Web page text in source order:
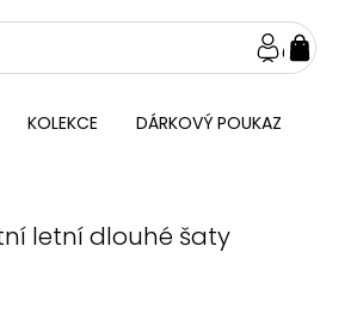
KOLEKCE DÁRKOVÝ POUKAZ
letní dlouhé šaty